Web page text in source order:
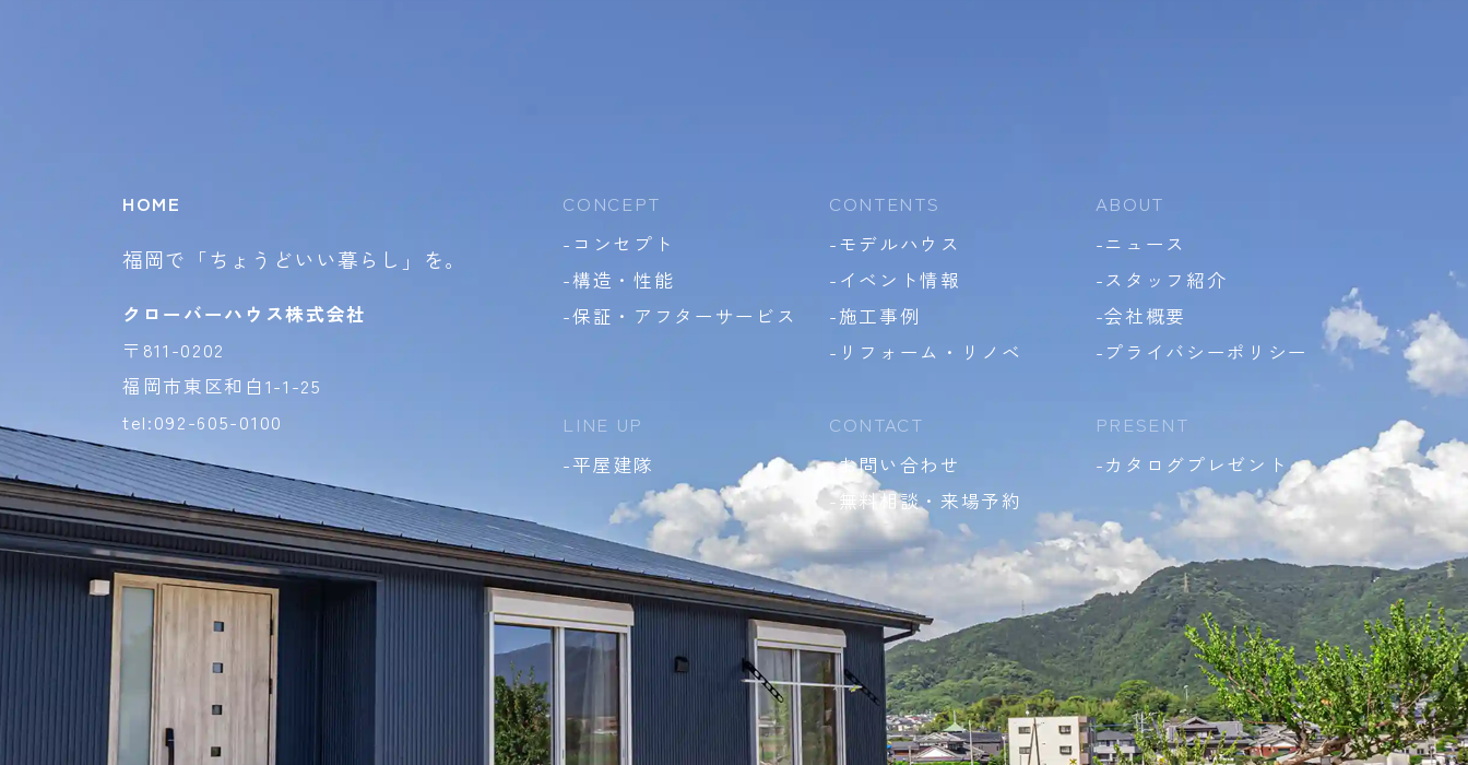
HOME
福岡で「ちょうどいい暮らし」を。
クローバーハウス株式会社
〒811-0202
福岡市東区和白1-1-25
tel:092-605-0100
CONCEPT
-コンセプト
-構造・性能
-保証・アフターサービス
CONTENTS
-モデルハウス
-イベント情報
-施工事例
-リフォーム・リノベ
ABOUT
-ニュース
-スタッフ紹介
-会社概要
-プライバシーポリシー
LINE UP
-平屋建隊
CONTACT
-お問い合わせ
-無料相談・来場予約
PRESENT
-カタログプレゼント